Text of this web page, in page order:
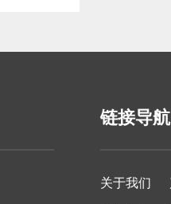
链接导航
关于我们